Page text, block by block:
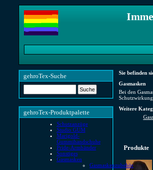
gehroTex-Suche
gehroTex-Produktpalette
Schutzanzüge
Studio GUM
Marigold-
Gummihandschuhe
Pride-Armbänder
Sonstiges
Gasmasken
Gasmaskenzubehör
Sie befinden
Gasmasken
Bei den
Weitere
Produkte